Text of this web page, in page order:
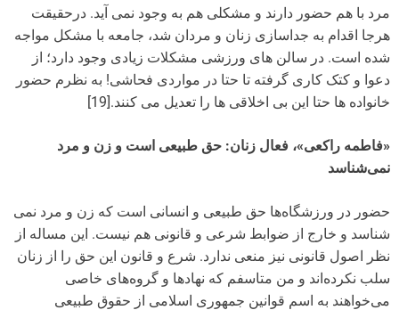
مرد با هم حضور دارند و مشکلی هم به وجود نمی آید. درحقیقت
هرجا اقدام به جداسازی زنان و مردان شد، جامعه با مشکل مواجه
شده است. در سالن های ورزشی مشکلات زیادی وجود دارد؛ از
دعوا و کتک کاری گرفته تا حتا در مواردی فحاشی! به نظرم حضور
خانواده ها حتا این بی اخلاقی ها را تعدیل می کنند.[19]
«فاطمه راکعی»، فعال زنان: حق طبیعی است و زن و مرد
نمی‌شناسد
حضور در ورزشگاه‌ها حق طبیعی و انسانی است که زن و مرد نمی
شناسد و خارج از ضوابط شرعی و قانونی هم نیست. این مساله از
نظر اصول قانونی نیز منعی ندارد. شرع و قانون این حق را از زنان
سلب نکرده‌اند و من متاسفم که نهادها و گروه‌های خاصی
می‌خواهند به اسم قوانین جمهوری اسلامی از حقوق طبیعی